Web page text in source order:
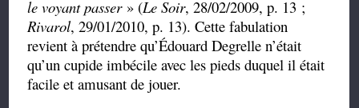
le voyant passer» (Le Soir, 28/02/2009, p. 13 ;
Rivarol, 29/01/2010, p. 13). Cette fabulation
revient à prétendre qu’Édouard Degrelle n’était
qu’un cupide imbécile avec les pieds duquel il était
facile et amusant de jouer.